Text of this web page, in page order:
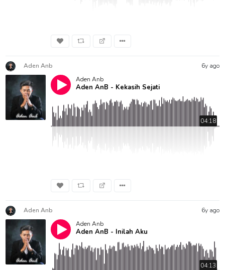
Aden Anb
6y ago
Aden Anb
Aden AnB - Kekasih Sejati
04:18
Aden Anb
6y ago
Aden Anb
Aden AnB - Inilah Aku
04:13